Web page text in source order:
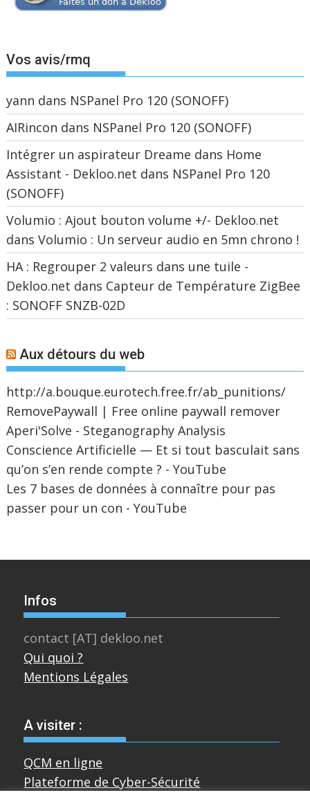
Vos avis/rmq
yann dans NSPanel Pro 120 (SONOFF)
AIRincon dans NSPanel Pro 120 (SONOFF)
Intégrer un aspirateur Dreame dans Home
Assistant - Dekloo.net dans NSPanel Pro 120
(SONOFF)
Volumio : Ajout bouton volume +/- Dekloo.net
dansVolumio : Un serveur audio en 5mn chrono !
HA : Regrouper 2 valeurs dans une tuile -
Dekloo.net dans Capteur de Température ZigBee
: SONOFF SNZB-02D
Aux détours du web
http://a.bouque.eurotech.free.fr/ab_punitions/
RemovePaywall | Free online paywall remover
Aperi'Solve - Steganography Analysis
Conscience Artificielle — Et si tout basculait sans
qu’on s’en rende compte ? - YouTube
Les 7 bases de données à connaître pour pas
passer pour un con - YouTube
Infos
contact [AT] dekloo.net
Qui quoi ?
Mentions Légales
A visiter :
QCM en ligne
Plateforme de Cyber-Sécurité